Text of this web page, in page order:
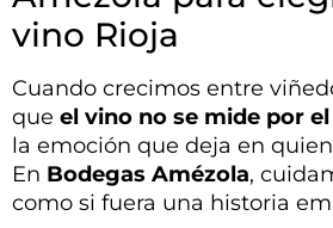
vino Rioja
Cuando crecimos entre
que el vino no se mide por
la emoción que deja en
En Bodegas Amézola,
como si fuera una historia